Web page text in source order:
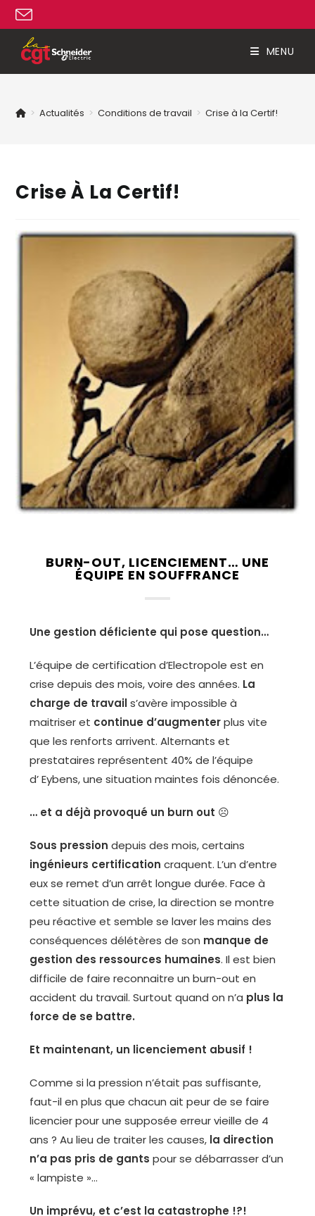
MENU
> Actualités > Conditions de travail > Crise à la Certif!
Crise À La Certif!
BURN-OUT, LICENCIEMENT… UNE
ÉQUIPE EN SOUFFRANCE
Une gestion déficiente qui pose question…
L’équipe de certification d’Electropole est en
crise depuis des mois, voire des années. La
charge de travails’avère impossible à
maitriser et continue d’augmenterplus vite
que les renforts arrivent. Alternants et
prestataires représentent 40% de l’équipe
d’ Eybens, une situation maintes fois dénoncée.
… et a déjà provoqué un burn out ☹
Sous pression depuis des mois, certains
ingénieurs certificationcraquent. L’un d’entre
eux se remet d’un arrêt longue durée. Face à
cette situation de crise, la direction se montre
peu réactive et semble se laver les mains des
conséquences délétères de son manque de
gestion des ressources humaines. Il est bien
difficile de faire reconnaitre un burn-out en
accident du travail. Surtout quand on n’a plus la
force de se battre.
Et maintenant, un licenciement abusif !
Comme si la pression n’était pas suffisante,
faut-il en plus que chacun ait peur de se faire
licencier pour une supposée erreur vieille de 4
ans ? Au lieu de traiter les causes, la direction
n’a pas pris de gantspour se débarrasser d’un
« lampiste »…
Un imprévu, et c’est la catastrophe !?!